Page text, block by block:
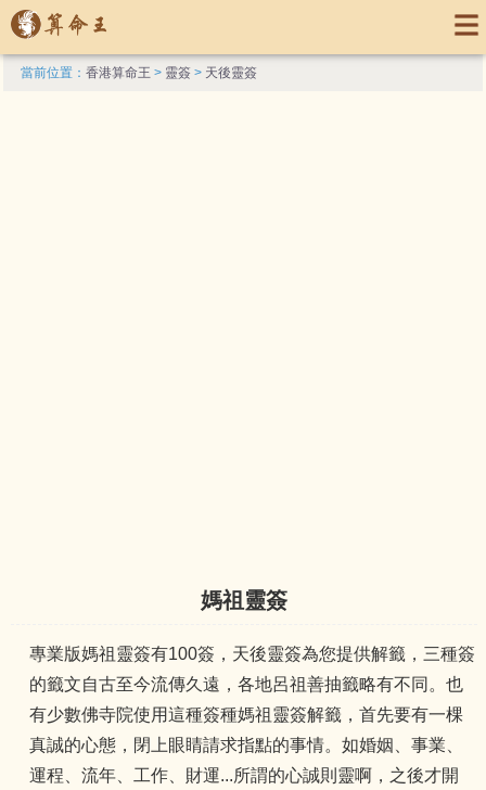
當前位置：香港算命王 > 靈簽 > 天後靈簽
媽祖靈簽
專業版媽祖靈簽有100簽，天後靈簽為您提供解籤，三種簽
的籤文自古至今流傳久遠，各地呂祖善抽籤略有不同。也
有少數佛寺院使用這種簽種媽祖靈簽解籤，首先要有一棵
真誠的心態，閉上眼睛請求指點的事情。如婚姻、事業、
運程、流年、工作、財運...所謂的心誠則靈啊，之後才開